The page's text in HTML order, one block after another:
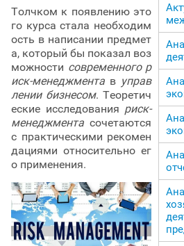
Толчком к появлению это
го курса стала необходим
ость в написании предмет
а, который бы показал воз
можности современного р
иск-менеджмента в управ
лении бизнесом. Теоретич
еские исследования риск-
менеджмента сочетаются
с практическими рекомен
дациями относительно ег
о применения.